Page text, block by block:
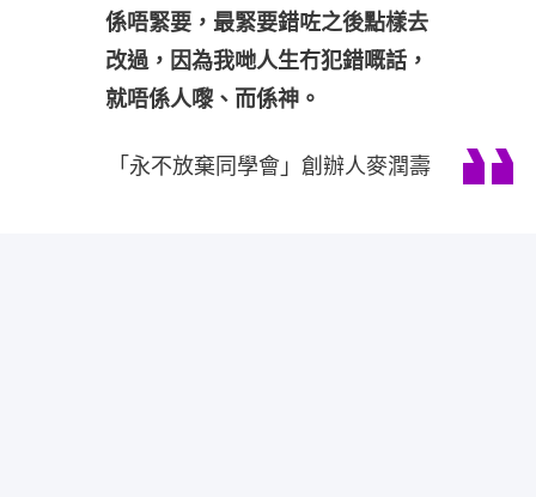
係唔緊要，最緊要錯咗之後點樣去
改過，因為我哋人生冇犯錯嘅話，
就唔係人嚟、而係神。
「永不放棄同學會」創辦人麥潤壽